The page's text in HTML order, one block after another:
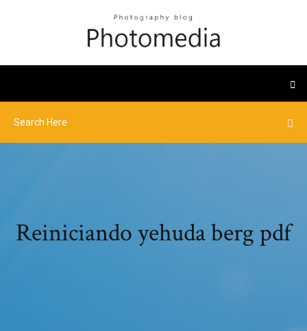
Reiniciando yehuda berg pdf